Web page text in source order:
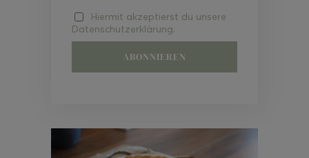
Hiermit akzeptierst du unsere
Datenschutzerklärung.
Video-